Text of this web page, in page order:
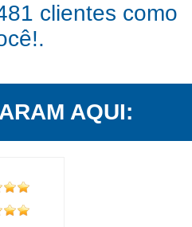
clientes como
AQUI: